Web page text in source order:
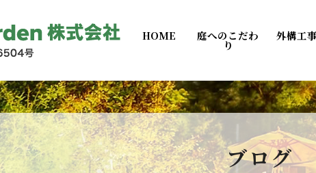
HOME 庭へのこだわ
り
外構工事
ブログ